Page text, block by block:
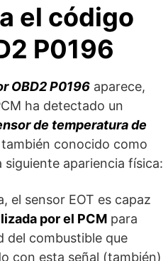
el código
P0196
OBD2 P0196 aparece,
ha detectado un
de temperatura de
conocido como
siguiente apariencia física:
el sensor EOT es capaz
por el PCM para
del combustible que
con esta señal (también)